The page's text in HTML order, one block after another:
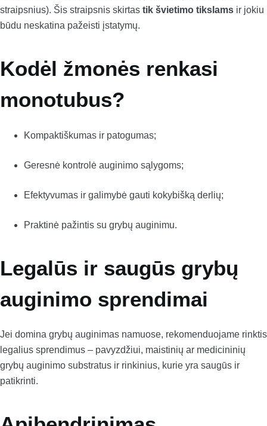
straipsnius). Šis straipsnis skirtas tik švietimo tikslams ir jokiu
būdu neskatina pažeisti įstatymų.
Kodėl žmonės renkasi
monotubus?
Kompaktiškumas ir patogumas;
Geresnė kontrolė auginimo sąlygoms;
Efektyvumas ir galimybė gauti kokybišką derlių;
Praktinė pažintis su grybų auginimu.
Legalūs ir saugūs grybų
auginimo sprendimai
Jei domina grybų auginimas namuose, rekomenduojame rinktis
legalius sprendimus – pavyzdžiui, maistinių ar medicininių
grybų auginimo substratus ir rinkinius, kurie yra saugūs ir
patikrinti.